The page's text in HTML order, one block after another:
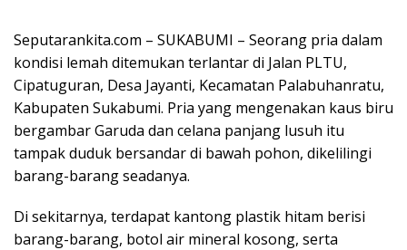
Seputarankita.com – SUKABUMI – Seorang pria dalam
kondisi lemah ditemukan terlantar di Jalan PLTU,
Cipatuguran, Desa Jayanti, Kecamatan Palabuhanratu,
Kabupaten Sukabumi. Pria yang mengenakan kaus biru
bergambar Garuda dan celana panjang lusuh itu
tampak duduk bersandar di bawah pohon, dikelilingi
barang-barang seadanya.
Di sekitarnya, terdapat kantong plastik hitam berisi
barang-barang, botol air mineral kosong, serta